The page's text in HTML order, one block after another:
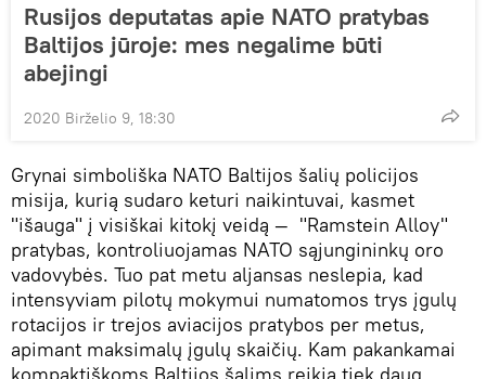
Rusijos deputatas apie NATO pratybas
Baltijos jūroje: mes negalime būti
abejingi
2020 Birželio 9, 18:30
Grynai simboliška NATO Baltijos šalių policijos
misija, kurią sudaro keturi naikintuvai, kasmet
"išauga" į visiškai kitokį veidą — "Ramstein Alloy"
pratybas, kontroliuojamas NATO sąjungininkų oro
vadovybės. Tuo pat metu aljansas neslepia, kad
intensyviam pilotų mokymui numatomos trys įgulų
rotacijos ir trejos aviacijos pratybos per metus,
apimant maksimalų įgulų skaičių. Kam pakankamai